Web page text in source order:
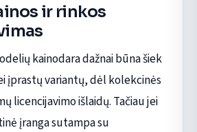
ir rinkos
kainodara dažnai būna šiek
įprastų variantų, dėl kolekcinės
licencijavimo išlaidų. Tačiau jei
įranga sutampa su